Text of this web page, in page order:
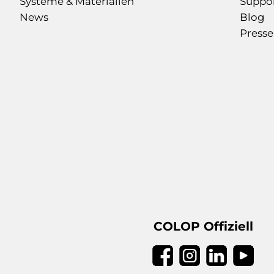
News
Blog
Presse
COLOP Offiziell